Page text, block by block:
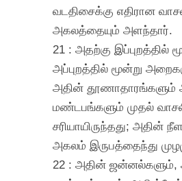
வடதிசைக்கு எதிரான
அகலத்தையும் அளந்தார்.
21 : அதற்கு இப்புறத்தில்
அப்புறத்தில் மூன்று
அதின் தூணாதாரங்களும்
மண்டபங்களும் முதல்
சரியாயிருந்தது; அதின்
அகலம் இருபத்தைந்து
22 : அதின் ஜன்னல்களும்,